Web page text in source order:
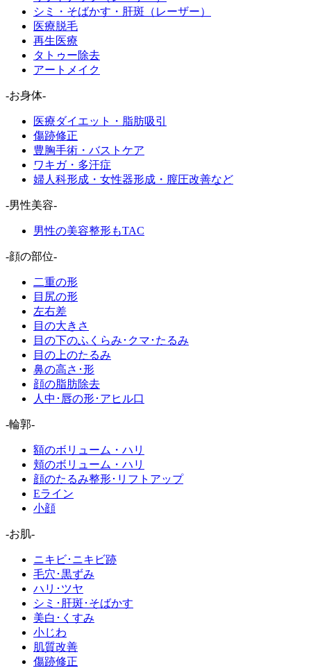
シミ・そばかす・肝斑（レーザー）
医療脱毛
再生医療
タトゥー除去
アートメイク
-お身体-
医療ダイエット・脂肪吸引
傷跡修正
豊胸手術・バストケア
ワキガ・多汗症
婦人科形成・女性器形成・膣圧改善など
-男性美容-
男性の美容整形もTAC
-顔の部位-
二重の形
目尻の形
左右差
目の大きさ
目の下のふくらみ･クマ･たるみ
目の上のたるみ
鼻の高さ･形
顔の脂肪除去
人中･唇の形･アヒル口
-輪郭-
額のボリューム・ハリ
頬のボリューム・ハリ
顔のたるみ整形･リフトアップ
Eライン
小顔
-お肌-
ニキビ･ニキビ跡
毛穴･黒ずみ
ハリ･ツヤ
シミ･肝斑･そばかす
美白･くすみ
小じわ
肌質改善
傷跡修正